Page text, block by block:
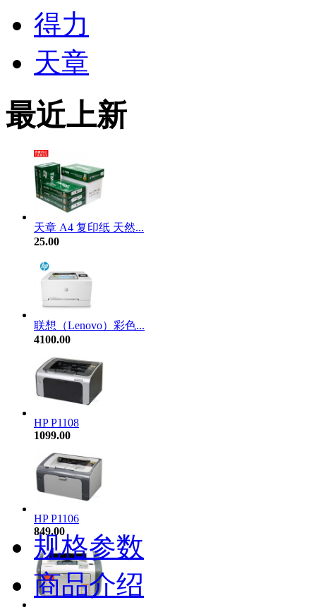
得力
天章
最近上新
天章 A4 复印纸 天然...
25.00
联想（Lenovo）彩色...
4100.00
HP P1108
1099.00
HP P1106
849.00
规格参数
商品介绍